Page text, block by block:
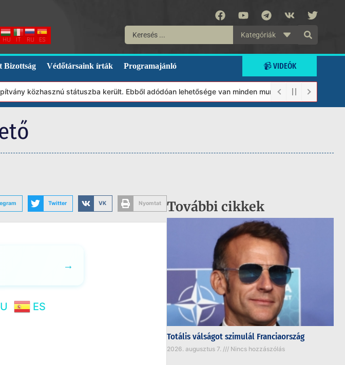
HU IT RU ES
Kategóriák
Bizottság Védőtársaink írták Programajánló 📹 VIDEÓK
státuszba került. Ebből adódóan lehetősége van minden munkánkat segíteni
Twitter VK Nyomtat
→
ES
További cikkek
Totális válságot szimulál Franciaország
2026. augusztus 7. Nincs hozzászólás